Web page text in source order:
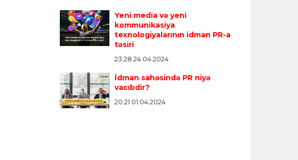
Yeni media və yeni
kommunikasiya
texnologiyalarının idman PR-a
təsiri
23:28 24.04.2024
İdman sahəsində PR niyə
vacıbdir?
20:21 01.04.2024